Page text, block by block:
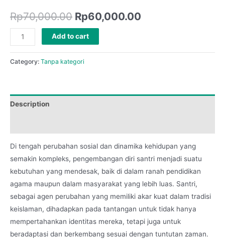
Rp70,000.00 Rp60,000.00
Add to cart
Category: Tanpa kategori
Description
Di tengah perubahan sosial dan dinamika kehidupan yang
semakin kompleks, pengembangan diri santri menjadi suatu
kebutuhan yang mendesak, baik di dalam ranah pendidikan
agama maupun dalam masyarakat yang lebih luas. Santri,
sebagai agen perubahan yang memiliki akar kuat dalam tradisi
keislaman, dihadapkan pada tantangan untuk tidak hanya
mempertahankan identitas mereka, tetapi juga untuk
beradaptasi dan berkembang sesuai dengan tuntutan zaman.